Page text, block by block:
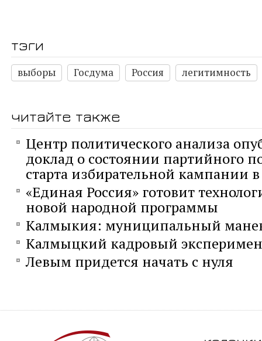
тэги
выборы Госдума Россия легитимность
читайте также
Центр политического анализа
доклад о состоянии партийного
старта избирательной кампании
«Единая Россия» готовит
новой народной программы
Калмыкия: муниципальный
Калмыцкий кадровый
Левым придется начать с нуля